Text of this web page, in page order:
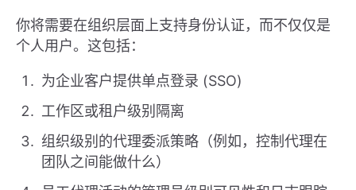
你将需要在组织层面上支持身份认证，而不仅仅是
个人用户。这包括：
为企业客户提供单点登录 (SSO)
工作区或租户级别隔离
组织级别的代理委派策略（例如，控制代理在
团队之间能做什么）